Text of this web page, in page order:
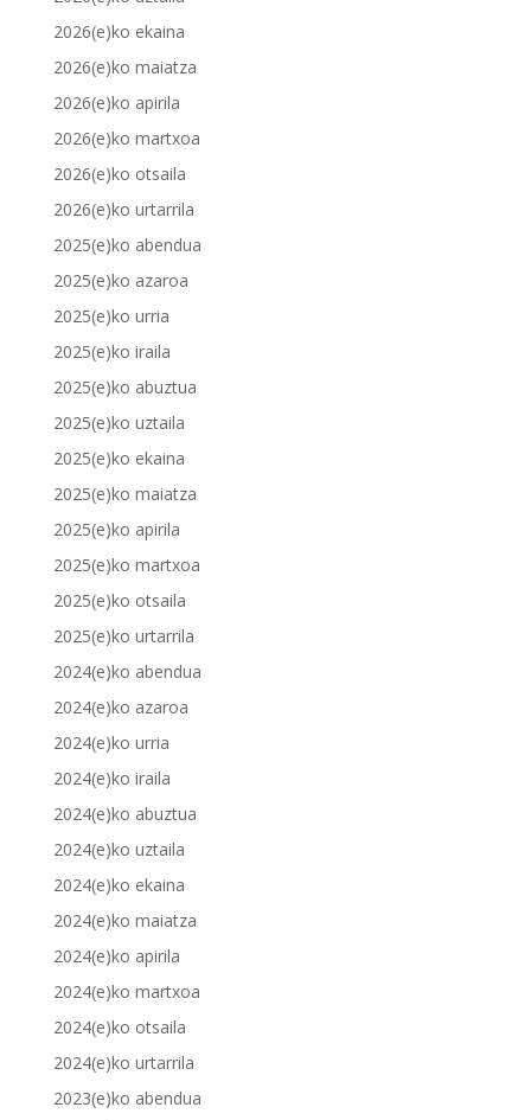
2026(e)ko ekaina
2026(e)ko maiatza
2026(e)ko apirila
2026(e)ko martxoa
2026(e)ko otsaila
2026(e)ko urtarrila
2025(e)ko abendua
2025(e)ko azaroa
2025(e)ko urria
2025(e)ko iraila
2025(e)ko abuztua
2025(e)ko uztaila
2025(e)ko ekaina
2025(e)ko maiatza
2025(e)ko apirila
2025(e)ko martxoa
2025(e)ko otsaila
2025(e)ko urtarrila
2024(e)ko abendua
2024(e)ko azaroa
2024(e)ko urria
2024(e)ko iraila
2024(e)ko abuztua
2024(e)ko uztaila
2024(e)ko ekaina
2024(e)ko maiatza
2024(e)ko apirila
2024(e)ko martxoa
2024(e)ko otsaila
2024(e)ko urtarrila
2023(e)ko abendua